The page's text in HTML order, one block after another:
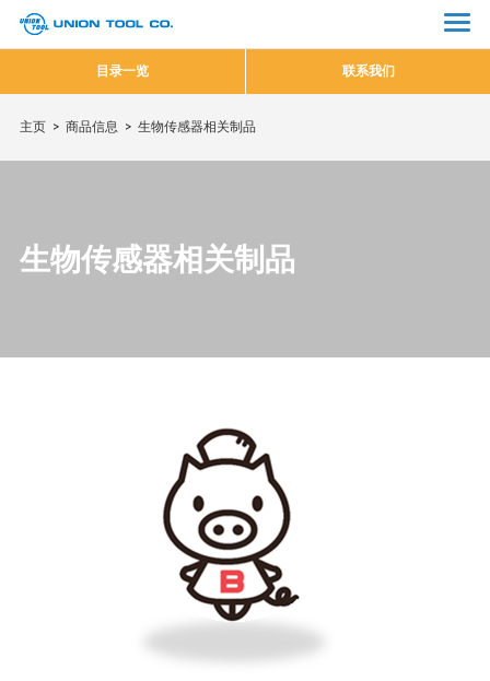
目录一览 联系我们
主页 商品信息 生物传感器相关制品
生物传感器相关制品